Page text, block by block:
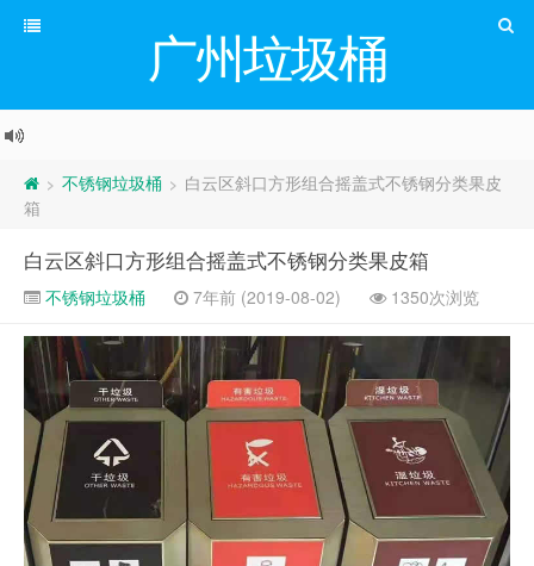
广州垃圾桶
> 不锈钢垃圾桶 > 白云区斜口方形组合摇盖式不锈钢分类果皮
箱
白云区斜口方形组合摇盖式不锈钢分类果皮箱
不锈钢垃圾桶 7年前 (2019-08-02) 1350次浏览